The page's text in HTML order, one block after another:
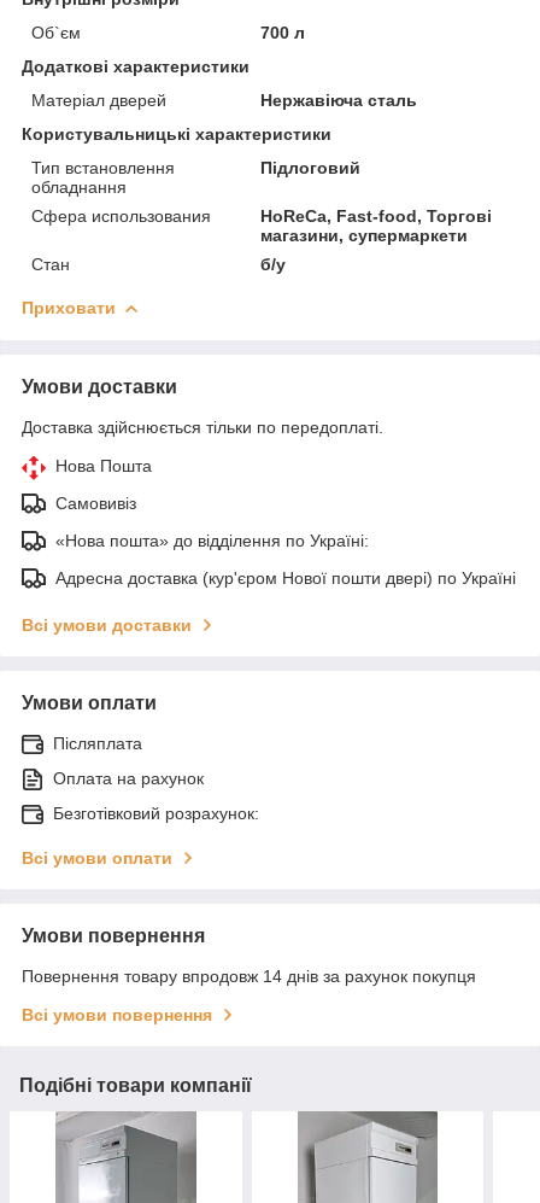
Об`єм
700 л
Додаткові характеристики
Матеріал дверей
Нержавіюча сталь
Користувальницькі характеристики
Тип встановлення
обладнання
Підлоговий
Сфера использования
HoReCa, Fast-food, Торгові
магазини, супермаркети
Стан
б/у
Приховати
Умови доставки
Доставка здійснюється тільки по передоплаті.
Нова Пошта
Самовивіз
«Нова пошта» до відділення по Україні:
Адресна доставка (кур'єром Нової пошти двері) по Україні
Всі умови доставки
Умови оплати
Післяплата
Оплата на рахунок
Безготівковий розрахунок:
Всі умови оплати
Умови повернення
Повернення товару впродовж 14 днів за рахунок покупця
Всі умови повернення
Подібні товари компанії